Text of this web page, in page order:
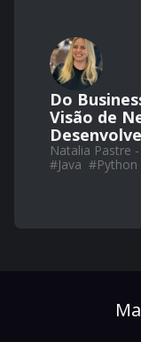
Do
Visão de
Natalia Pastre
#Java #Python